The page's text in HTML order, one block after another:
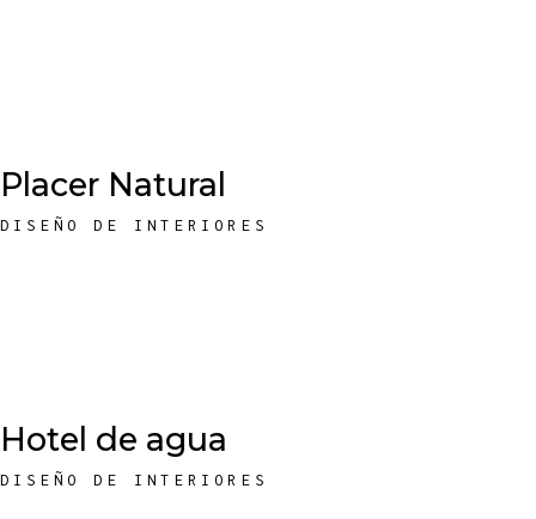
Placer Natural
DISEÑO DE INTERIORES
Hotel de agua
DISEÑO DE INTERIORES